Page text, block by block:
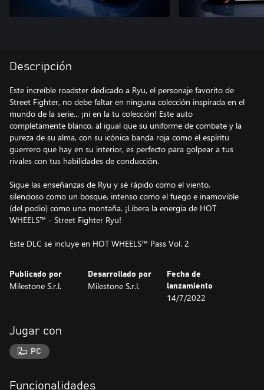
Descripción
Este increíble roadster dedicado a Ryu, el personaje favorito de
Street Fighter, no debe faltar en ninguna colección inspirada en el
mundo de la serie... ¡ni en la tu colección! Este auto
completamente blanco, al igual que su uniforme de combate y la
pureza de su alma, con su icónica banda roja como el espíritu
guerrero que hay en su interior, es perfecto para golpear a tus
rivales con tus habilidades de conducción.
Sigue las enseñanzas de Ryu y sé rápido como el viento,
silencioso como un bosque, intenso como el fuego e inamovible
(del podio) como una montaña. ¡Libera la energía de HOT
WHEELS™ - Street Fighter Ryu!
Este DLC se incluye en HOT WHEELS™ Pass Vol. 2
Publicado por
Milestone S.r.l.
Desarrollado por
Milestone S.r.l.
Fecha de
lanzamiento
14/7/2022
Jugar con
PC
Funcionalidades